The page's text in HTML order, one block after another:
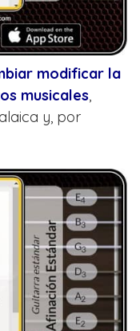
modificar la
musicales
y, por